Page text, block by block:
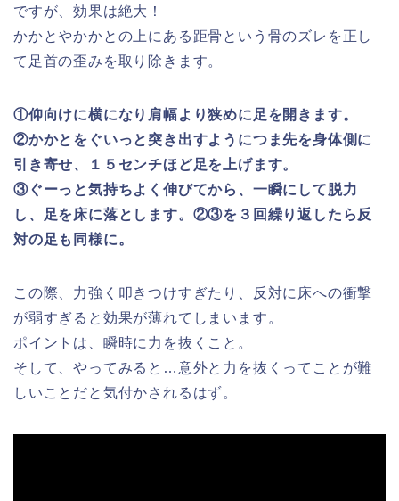
ですが、効果は絶大！
かかとやかかとの上にある距骨という骨のズレを正し
て足首の歪みを取り除きます。
①仰向けに横になり肩幅より狭めに足を開きます。
②かかとをぐいっと突き出すようにつま先を身体側に
引き寄せ、１５センチほど足を上げます。
③ぐーっと気持ちよく伸びてから、一瞬にして脱力
し、足を床に落とします。②③を３回繰り返したら反
対の足も同様に。
この際、力強く叩きつけすぎたり、反対に床への衝撃
が弱すぎると効果が薄れてしまいます。
ポイントは、瞬時に力を抜くこと。
そして、やってみると…意外と力を抜くってことが難
しいことだと気付かされるはず。